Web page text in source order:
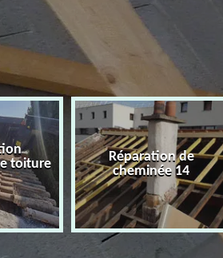
toiture
Réparation de
cheminée 14